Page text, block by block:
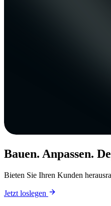
Bauen. Anpassen.
Bieten Sie Ihren Kunden
Jetzt loslegen